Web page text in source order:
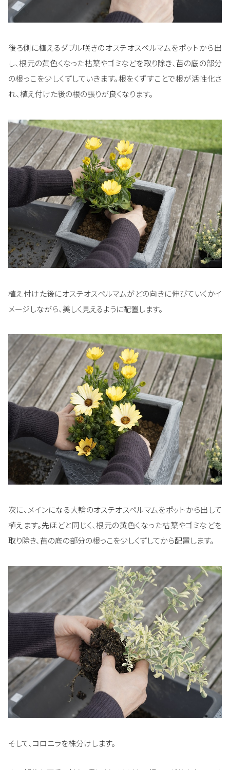
後ろ側に植えるダブル咲きのオステオスペルマムをポットから出
し、根元の黄色くなった枯葉やゴミなどを取り除き、苗の底の部分
の根っこを少しくずしていきます。根をくずすことで根が活性化さ
れ、植え付けた後の根の張りが良くなります。
植え付けた後にオステオスペルマムがどの向きに伸びていくかイ
メージしながら、美しく見えるように配置します。
次に、メインになる大輪のオステオスペルマムをポットから出して
植えます。先ほどと同じく、根元の黄色くなった枯葉やゴミなどを
取り除き、苗の底の部分の根っこを少しくずしてから配置します。
そして、コロニラを株分けします。